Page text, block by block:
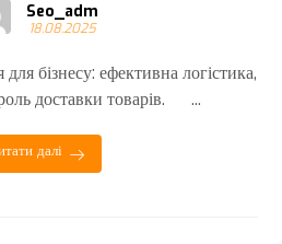
Seo_adm
18.08.2025
бізнесу: ефективна логістика,
доставки товарів. ...
далі